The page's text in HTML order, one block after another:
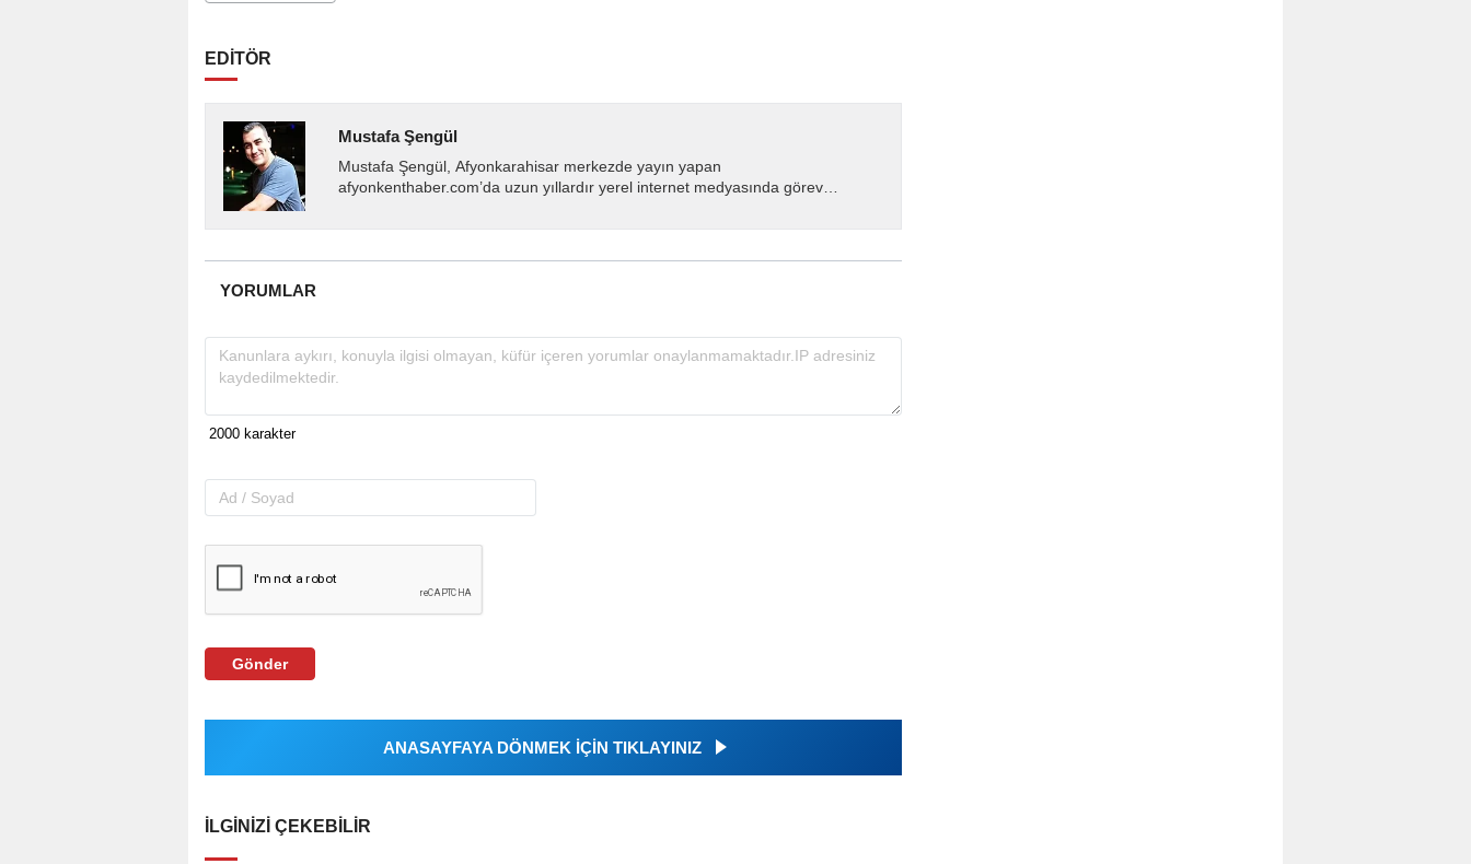
EDİTÖR
Mustafa Şengül
Mustafa Şengül, Afyonkarahisar merkezde yayın yapan
afyonkenthaber.com’da uzun yıllardır yerel internet medyasında görev
YORUMLAR
Gönder
ANASAYFAYA DÖNMEK İÇİN TIKLAYINIZ
İLGINIZI ÇEKEBILIR